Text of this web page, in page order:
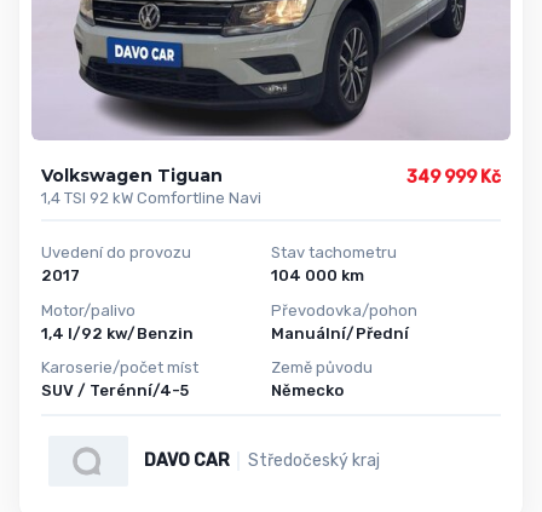
Volkswagen Tiguan
1,4 TSI 92 kW Comfortline Navi
349 999 Kč
Uvedení do provozu
2017
Motor/palivo
1,4 l/92 kw/Benzin
Karoserie/počet míst
SUV / Terénní/4-5
Stav tachometru
104 000 km
Převodovka/pohon
Manuální/Přední
Země původu
Německo
DAVO CAR Středočeský kraj